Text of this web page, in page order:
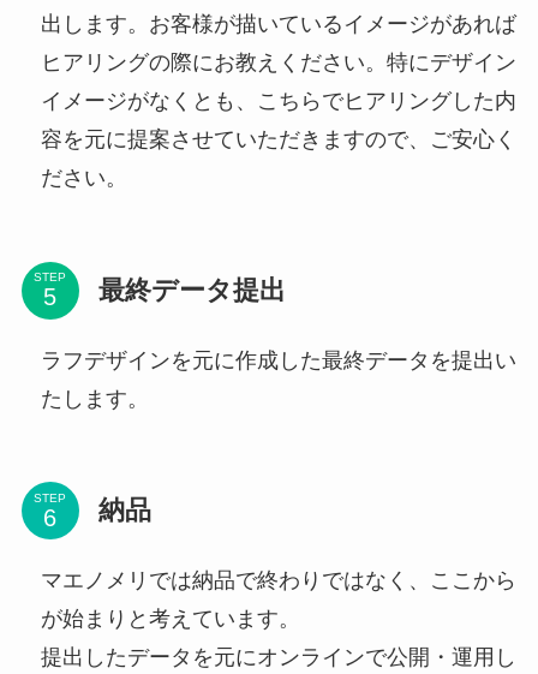
出します。お客様が描いているイメージがあれば
ヒアリングの際にお教えください。特にデザイン
イメージがなくとも、こちらでヒアリングした内
容を元に提案させていただきますので、ご安心く
ださい。
STEP 最終データ提出
ラフデザインを元に作成した最終データを提出い
たします。
STEP 納品
マエノメリでは納品で終わりではなく、ここから
が始まりと考えています。
提出したデータを元にオンラインで公開・運用し